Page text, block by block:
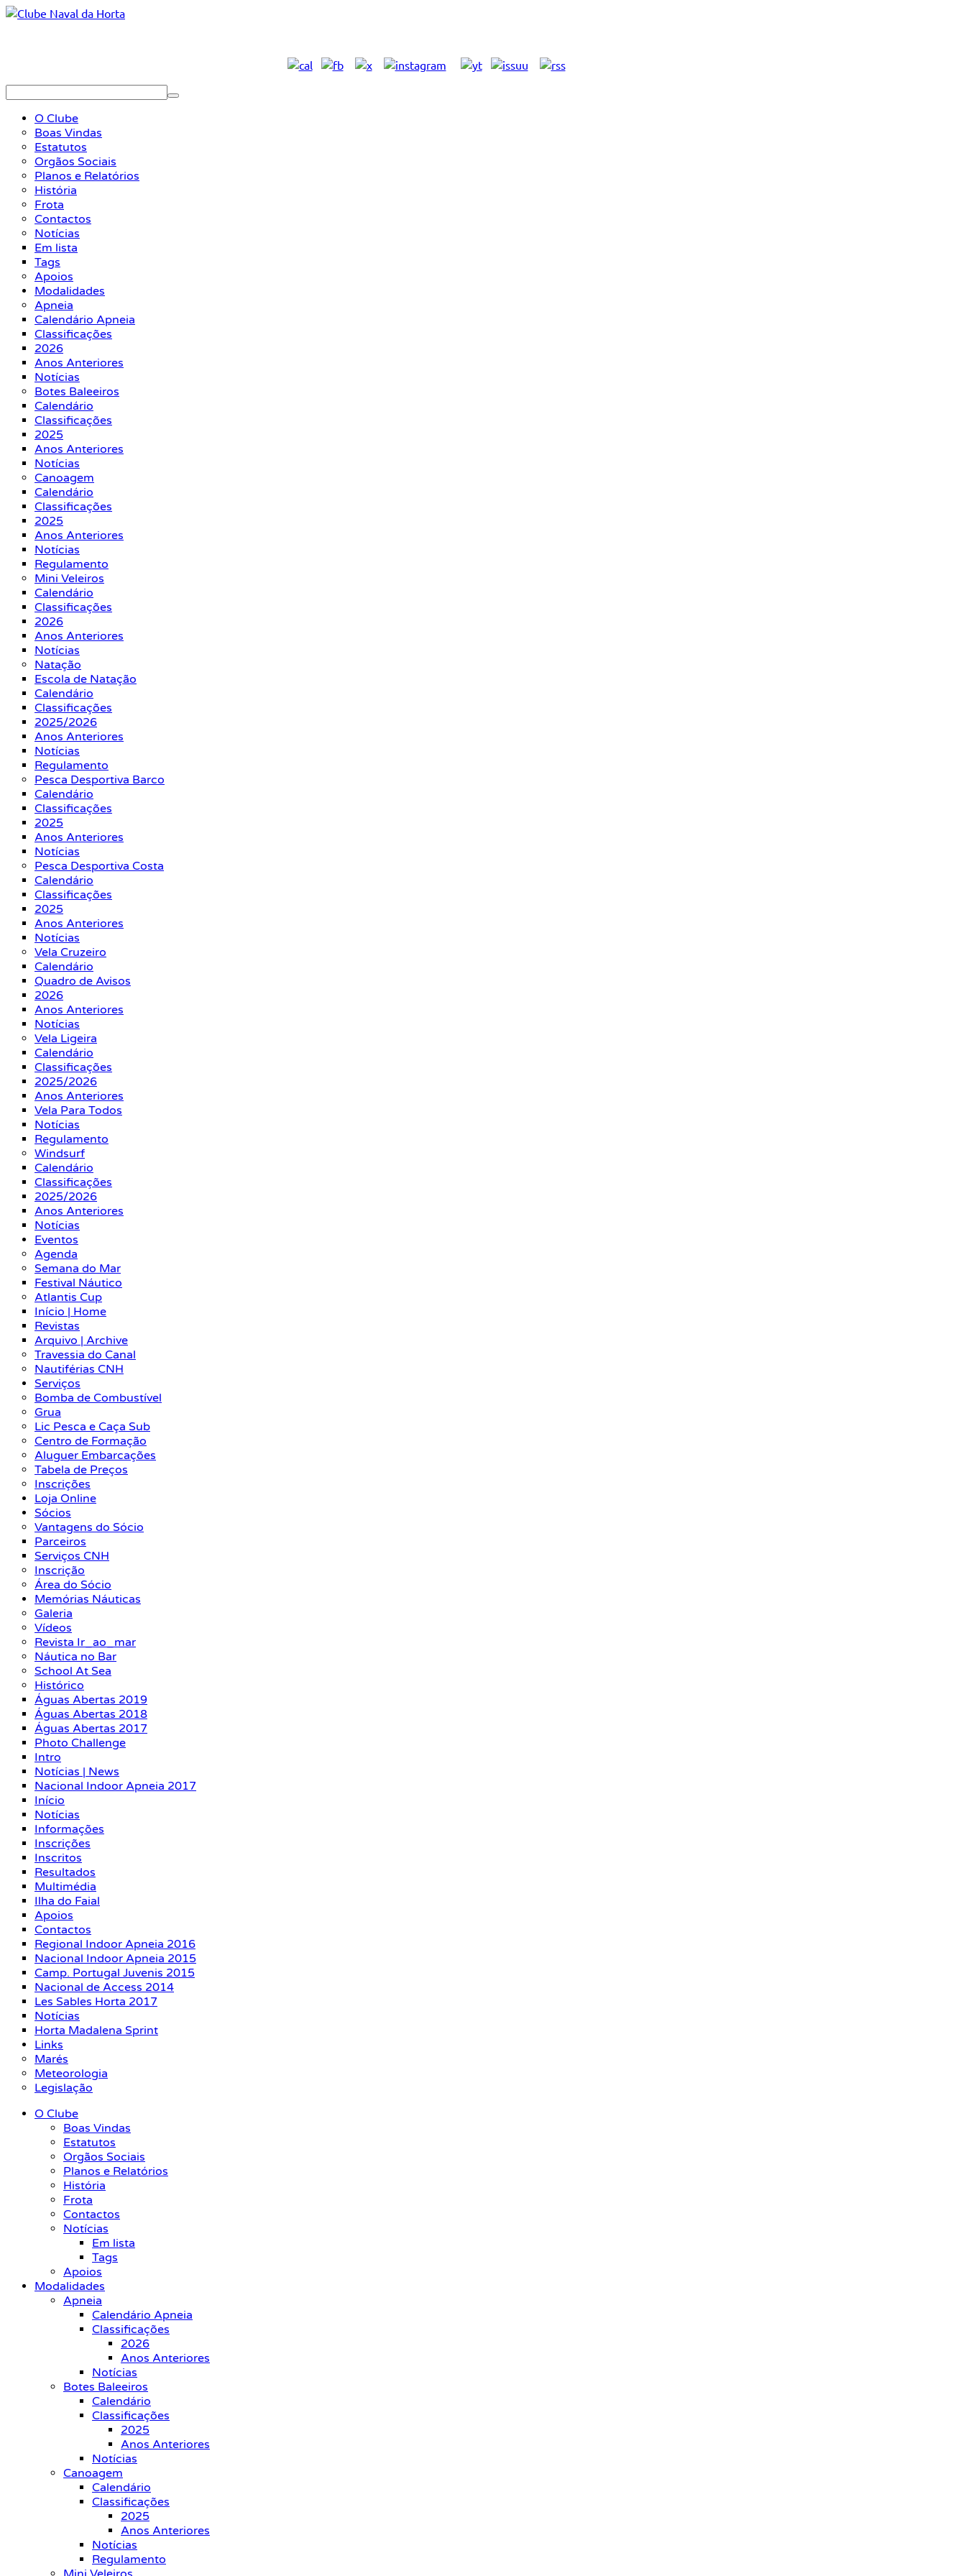
O Clube
Boas Vindas
Estatutos
Orgãos Sociais
Planos e Relatórios
História
Frota
Contactos
Notícias
Em lista
Tags
Apoios
Modalidades
Apneia
Calendário Apneia
Classificações
2026
Anos Anteriores
Notícias
Botes Baleeiros
Calendário
Classificações
2025
Anos Anteriores
Notícias
Canoagem
Calendário
Classificações
2025
Anos Anteriores
Notícias
Regulamento
Mini Veleiros
Calendário
Classificações
2026
Anos Anteriores
Notícias
Natação
Escola de Natação
Calendário
Classificações
2025/2026
Anos Anteriores
Notícias
Regulamento
Pesca Desportiva Barco
Calendário
Classificações
2025
Anos Anteriores
Notícias
Pesca Desportiva Costa
Calendário
Classificações
2025
Anos Anteriores
Notícias
Vela Cruzeiro
Calendário
Quadro de Avisos
2026
Anos Anteriores
Notícias
Vela Ligeira
Calendário
Classificações
2025/2026
Anos Anteriores
Vela Para Todos
Notícias
Regulamento
Windsurf
Calendário
Classificações
2025/2026
Anos Anteriores
Notícias
Eventos
Agenda
Semana do Mar
Festival Náutico
Atlantis Cup
Início | Home
Revistas
Arquivo | Archive
Travessia do Canal
Nautiférias CNH
Serviços
Bomba de Combustível
Grua
Lic Pesca e Caça Sub
Centro de Formação
Aluguer Embarcações
Tabela de Preços
Inscrições
Loja Online
Sócios
Vantagens do Sócio
Parceiros
Serviços CNH
Inscrição
Área do Sócio
Memórias Náuticas
Galeria
Vídeos
Revista Ir_ao_mar
Náutica no Bar
School At Sea
Histórico
Águas Abertas 2019
Águas Abertas 2018
Águas Abertas 2017
Photo Challenge
Intro
Notícias | News
Nacional Indoor Apneia 2017
Início
Notícias
Informações
Inscrições
Inscritos
Resultados
Multimédia
Ilha do Faial
Apoios
Contactos
Regional Indoor Apneia 2016
Nacional Indoor Apneia 2015
Camp. Portugal Juvenis 2015
Nacional de Access 2014
Les Sables Horta 2017
Notícias
Horta Madalena Sprint
Links
Marés
Meteorologia
Legislação
O Clube
Boas Vindas
Estatutos
Orgãos Sociais
Planos e Relatórios
História
Frota
Contactos
Notícias
Em lista
Tags
Apoios
Modalidades
Apneia
Calendário Apneia
Classificações
2026
Anos Anteriores
Notícias
Botes Baleeiros
Calendário
Classificações
2025
Anos Anteriores
Notícias
Canoagem
Calendário
Classificações
2025
Anos Anteriores
Notícias
Regulamento